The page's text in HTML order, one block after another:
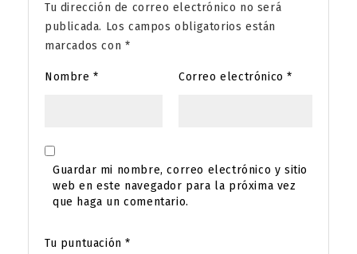
Tu dirección de correo electrónico no será
publicada. Los campos obligatorios están
marcados con *
Nombre* Correo electrónico*
Guardar mi nombre, correo electrónico y sitio
web en este navegador para la próxima vez
que haga un comentario.
Tu puntuación*